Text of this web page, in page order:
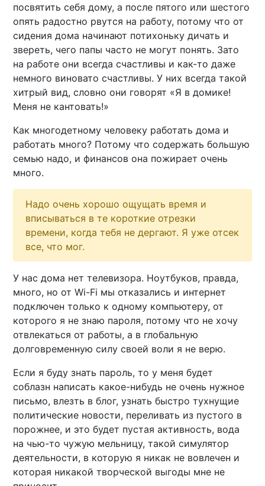
посвятить себя дому, а после пятого или шестого
опять радостно рвутся на работу, потому что от
сидения дома начинают потихоньку дичать и
звереть, чего папы часто не могут понять. Зато
на работе они всегда счастливы и как-то даже
немного виновато счастливы. У них всегда такой
хитрый вид, словно они говорят «Я в домике!
Меня не кантовать!»
Как многодетному человеку работать дома и
работать много? Потому что содержать большую
семью надо, и финансов она пожирает очень
много.
Надо очень хорошо ощущать время и
вписываться в те короткие отрезки
времени, когда тебя не дергают. Я уже отсек
все, что мог.
У нас дома нет телевизора. Ноутбуков, правда,
много, но от Wi-Fi мы отказались и интернет
подключен только к одному компьютеру, от
которого я не знаю пароля, потому что не хочу
отвлекаться от работы, а в глобальную
долговременную силу своей воли я не верю.
Если я буду знать пароль, то у меня будет
соблазн написать какое-нибудь не очень нужное
письмо, влезть в блог, узнать быстро тухнущие
политические новости, переливать из пустого в
порожнее, и это будет пустая активность, вода
на чью-то чужую мельницу, такой симулятор
деятельности, в которую я никак не вовлечен и
которая никакой творческой выгоды мне не